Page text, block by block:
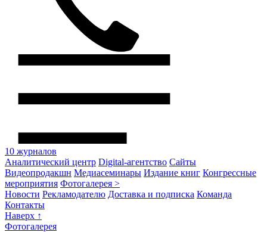
10 журналов
Аналитический центр Digital-агентство Сайты
Видеопродакшн Медиасеминары Издание книг Конгрессные
мероприятия Фотогалерея >
Новости Рекламодателю Доставка и подписка Команда
Контакты
Наверх ↑
Фотогалерея